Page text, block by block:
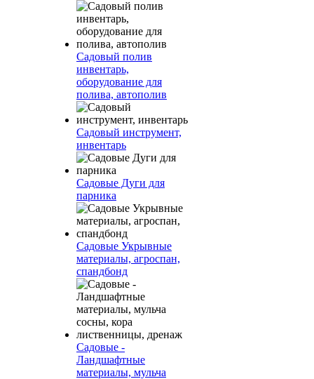
Садовый полив
инвентарь,
оборудование для
полива, автополив
Садовый инструмент,
инвентарь
Садовые Дуги для
парника
Садовые Укрывные
материалы, агроспан,
спандбонд
Садовые -
Ландшафтные
материалы, мульча